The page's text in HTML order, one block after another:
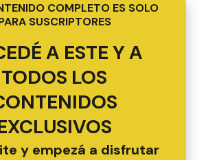
COMPLETO ES SOLO
SUSCRIPTORES
A ESTE Y A
TODOS LOS
y empezá a disfrutar